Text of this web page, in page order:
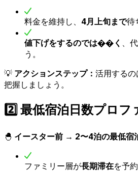
料金を維持し、 4月上旬まで待
値下げをするのでは��く 、
う。
💡 アクションステップ： 活用するの
把握しましょう。
2️⃣ 最低宿泊日数プロ
🐣 イースター前 → 2〜4泊の最低宿
ファミリー層が長期滞在を予